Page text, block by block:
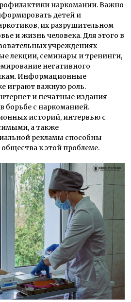
наркомании. Важно
детей и
их разрушительном
и жизнь человека. Для этого в
учреждениях
лекции, семинары и тренинги,
негативного
Информационные
играют важную роль.
и печатные издания —
с наркоманией.
историй, интервью с
а также
рекламы способны
к этой проблеме.